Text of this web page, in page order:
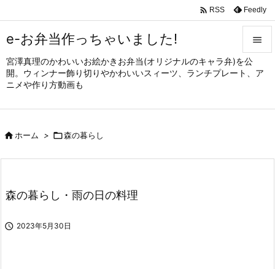
e-お弁当作っちゃいました!
宮澤真理のかわいいお絵かきお弁当(オリジナルのキャラ弁)を公
開。ウィンナー飾り切りやかわいいスィーツ、ランチプレート、ア
ニメや作り方動画も


メニュ
サイド

 RSS Feedly
ホーム > 森の暮らし
森の暮らし・雨の日の料理
 2023年5月30日